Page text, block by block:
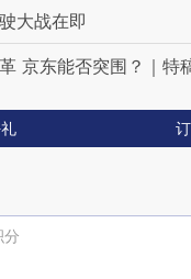
大战在即
京东能否突围？｜特
分